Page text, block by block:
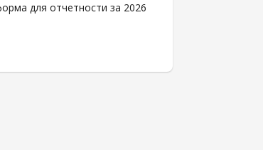
для отчетности за 2026